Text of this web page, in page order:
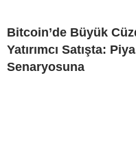
Bitcoin’de Büyük
Yatırımcı Satışta:
Senaryosuna